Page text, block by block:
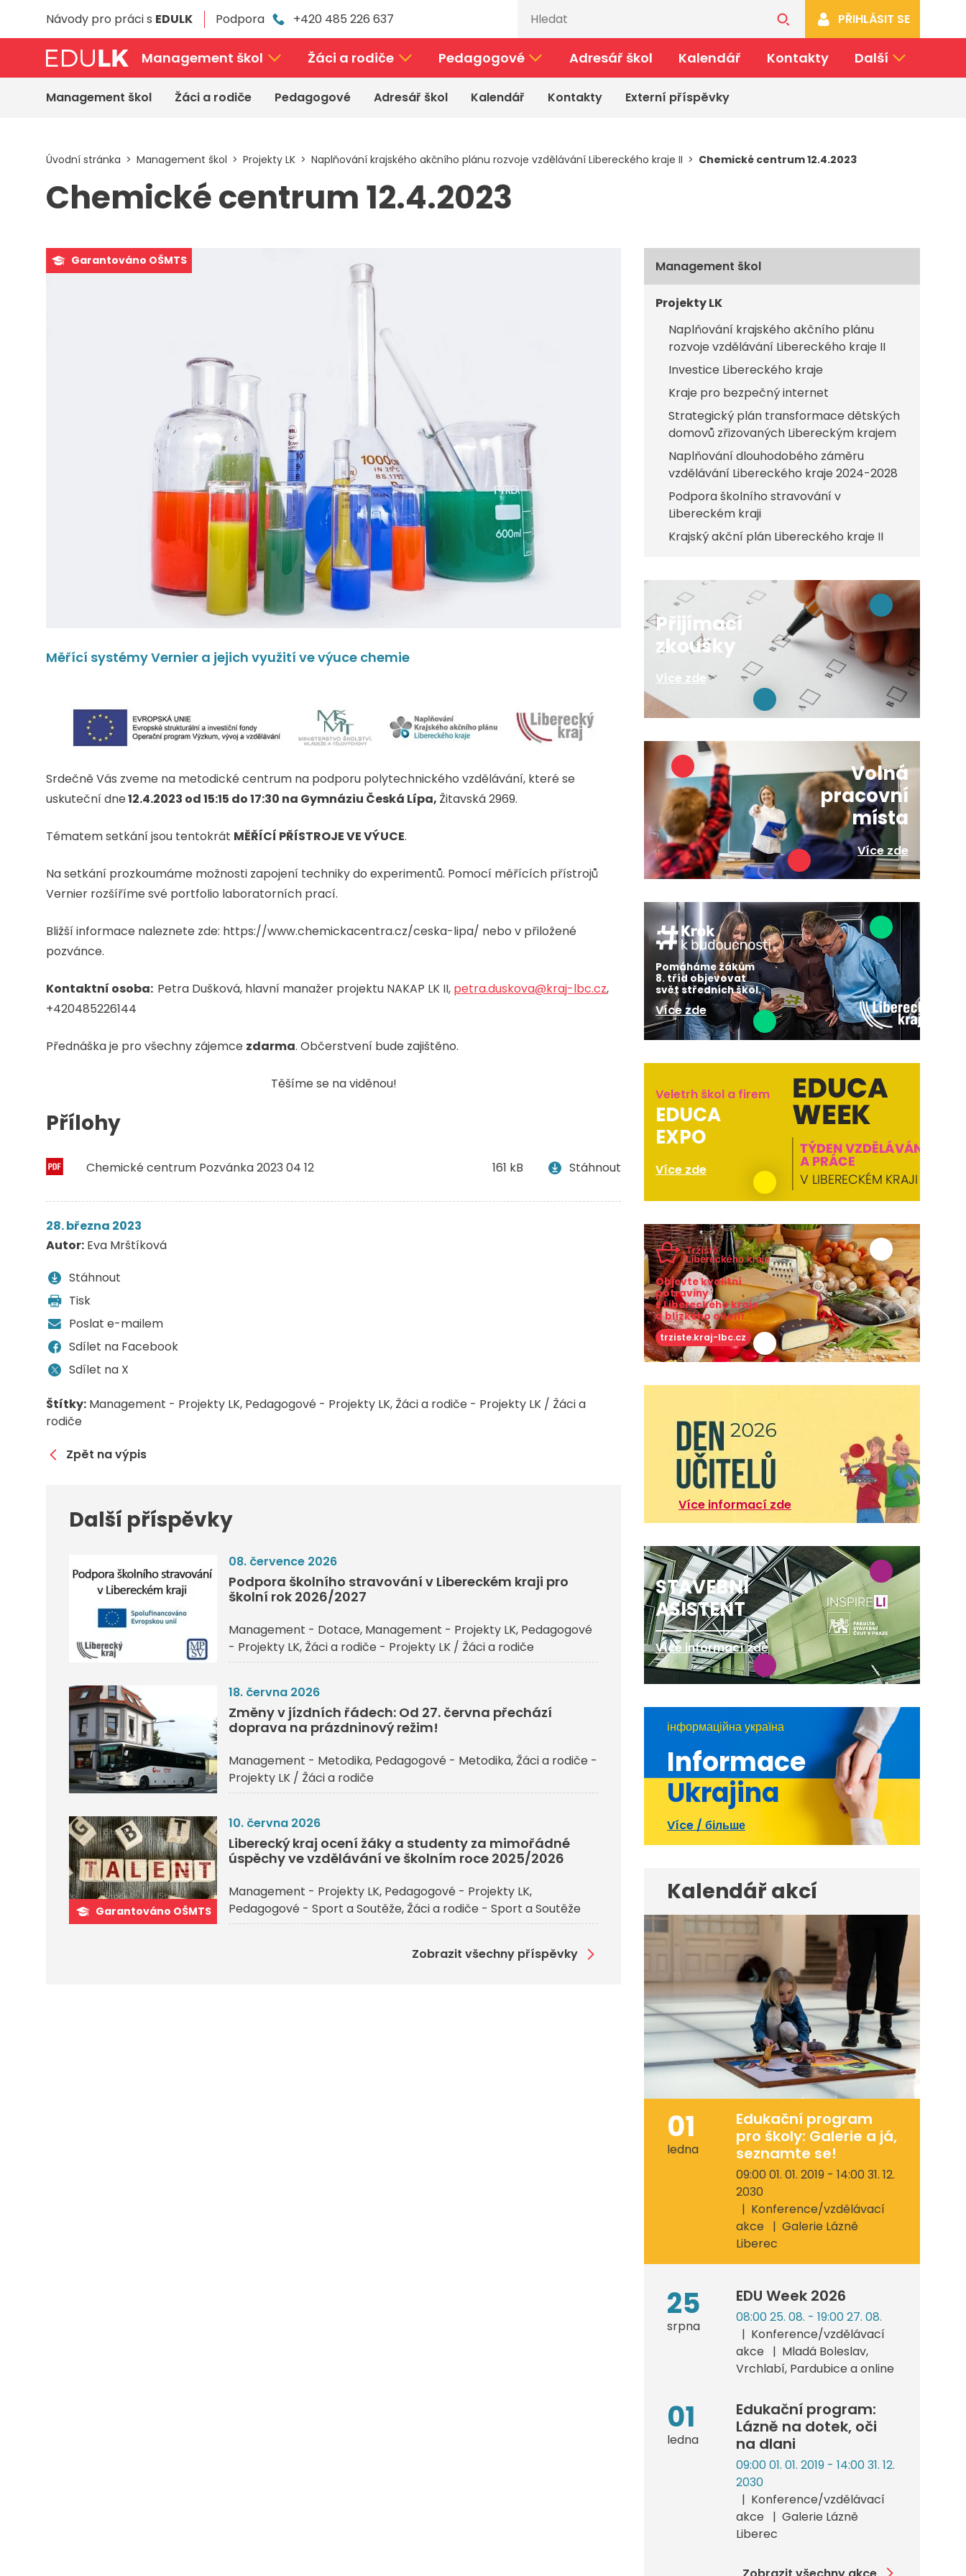
Návody pro práci s EDULK Podpora +420 485 226 637 PŘIHLÁSIT SE
Management škol Žáci a rodiče Pedagogové Adresář škol Kalendář Kontakty Další
Management škol Žáci a rodiče Pedagogové Adresář škol Kalendář Kontakty Externí příspěvky
Úvodní stránka Management škol Projekty LK Naplňování krajského akčního plánu rozvoje vzdělávání Libereckého kraje II Chemické centrum 12.4.2023
Chemické centrum 12.4.2023
Garantováno OŠMTS
Měřící systémy Vernier a jejich využití ve výuce chemie
Srdečně Vás zveme na metodické centrum na podporu polytechnického vzdělávání, které se
uskuteční dne12.4.2023 od 15:15 do 17:30 na Gymnáziu Česká Lípa, Žitavská 2969.
Tématem setkání jsou tentokrát MĚŘÍCÍ PŘÍSTROJE VE VÝUCE.
Na setkání prozkoumáme možnosti zapojení techniky do experimentů. Pomocí měřících přístrojů
Vernier rozšíříme své portfolio laboratorních prací.
Bližší informace naleznete zde: https://www.chemickacentra.cz/ceska-lipa/ nebo v přiložené
pozvánce.
Kontaktní osoba: Petra Dušková, hlavní manažer projektu NAKAP LK II, petra.duskova@kraj-lbc.cz,
+420485226144
Přednáška je pro všechny zájemce zdarma. Občerstvení bude zajištěno.
Těšíme se na viděnou!
Přílohy
Chemické centrum Pozvánka 2023 04 12 161 kB Stáhnout
28. března 2023
Autor: Eva Mrštíková
Stáhnout
Tisk
Poslat e-mailem
Sdílet na Facebook
Sdílet na X
Štítky: Management - Projekty LK Pedagogové - Projekty LK Žáci a rodiče - Projekty LK / Žáci a
rodiče
Zpět na výpis
Další příspěvky
08. července 2026
Podpora školního stravování v Libereckém kraji pro
školní rok 2026/2027
Management - Dotace Management - Projekty LK Pedagogové
- Projekty LK Žáci a rodiče - Projekty LK / Žáci a rodiče
18. června 2026
Změny v jízdních řádech: Od 27. června přechází
doprava na prázdninový režim!
Management - Metodika Pedagogové - Metodika Žáci a rodiče -
Projekty LK / Žáci a rodiče
Garantováno OŠMTS
10. června 2026
Liberecký kraj ocení žáky a studenty za mimořádné
úspěchy ve vzdělávání ve školním roce 2025/2026
Management - Projekty LK Pedagogové - Projekty LK
Pedagogové - Sport a Soutěže Žáci a rodiče - Sport a Soutěže
Zobrazit všechny příspěvky
Management škol
Projekty LK
Naplňování krajského akčního plánu
rozvoje vzdělávání Libereckého kraje II
Investice Libereckého kraje
Kraje pro bezpečný internet
Strategický plán transformace dětských
domovů zřizovaných Libereckým krajem
Naplňování dlouhodobého záměru
vzdělávání Libereckého kraje 2024-2028
Podpora školního stravování v
Libereckém kraji
Krajský akční plán Libereckého kraje II
Přijímací
zkoušky
Více zde
Volná
pracovní
místa
Více zde
Pomáháme žákům
8. tříd objevovat
svět středních škol.
Více zde
Veletrh škol a firem
EDUCA
EXPO
Více zde
Objevte kvalitní
potraviny
z Libereckého kraje
a blízkého okolí!
trziste.kraj-lbc.cz
Více informací zde
STAVEBNÍ
ASISTENT
Více informací zde
інформаційна україна
Informace
Ukrajina
Více / більше
Kalendář akcí
01
ledna
Edukační program
pro školy: Galerie a já,
seznamte se!
09:00 01. 01. 2019 - 14:00 31. 12.
2030
Konference/vzdělávací
akce
Galerie Lázně
Liberec
25
srpna
EDU Week 2026
08:00 25. 08. - 19:00 27. 08.
Konference/vzdělávací
akce
Mladá Boleslav,
Vrchlabí, Pardubice a online
01
ledna
Edukační program:
Lázně na dotek, oči
na dlani
09:00 01. 01. 2019 - 14:00 31. 12.
2030
Konference/vzdělávací
akce
Galerie Lázně
Liberec